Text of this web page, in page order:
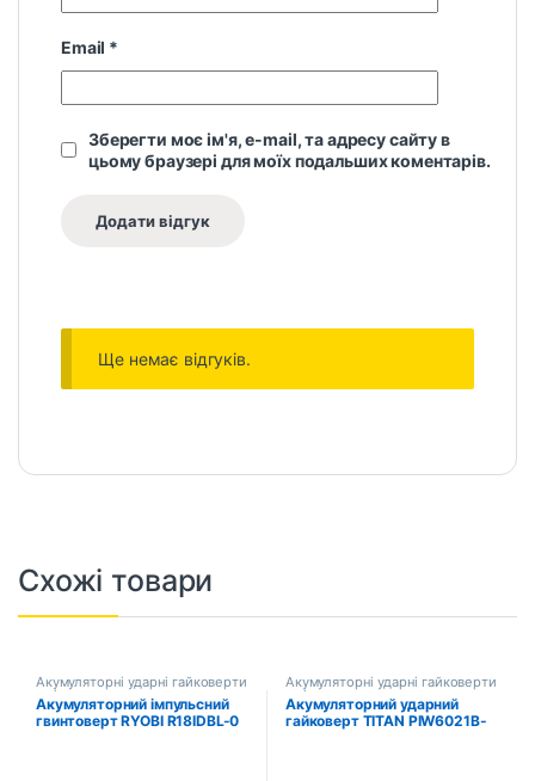
Email *
Зберегти моє ім'я, e-mail, та адресу сайту в
цьому браузері для моїх подальших коментарів.
Ще немає відгуків.
Схожі товари
Акумуляторні ударні гайковерти
та імпакти
Акумуляторний імпульсний
гвинтоверт RYOBI R18IDBL-0
Акумуляторні ударні гайковерти
та імпакти
Акумуляторний ударний
гайковерт TITAN PIW6021B-